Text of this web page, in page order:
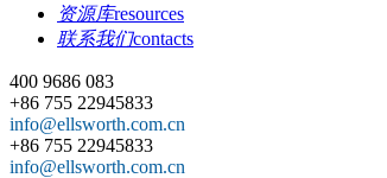
资源库resources
联系我们contacts
400 9686 083
+86 755 22945833
info@ellsworth.com.cn
+86 755 22945833
info@ellsworth.com.cn